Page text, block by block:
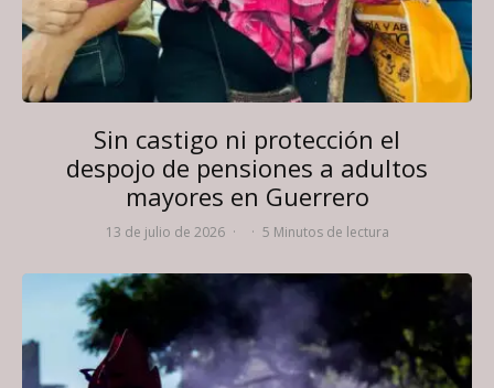
Sin castigo ni protección el
despojo de pensiones a adultos
mayores en Guerrero
13 de julio de 2026 · · 5 Minutos de lectura